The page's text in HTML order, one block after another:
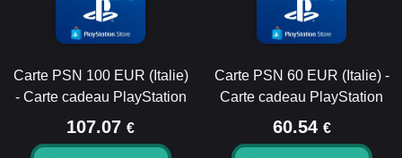
Carte PSN 100 EUR (Italie)
- Carte cadeau PlayStation
107.07 €
Carte PSN 60 EUR (Italie) -
Carte cadeau PlayStation
60.54 €